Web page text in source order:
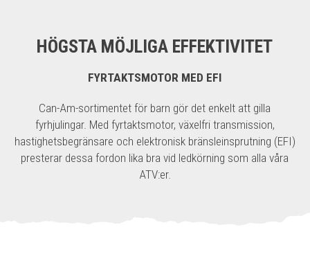
HÖGSTA MÖJLIGA EFFEKTIVITET
FYRTAKTSMOTOR MED EFI
Can-Am-sortimentet för barn gör det enkelt att gilla
fyrhjulingar. Med fyrtaktsmotor, växelfri transmission,
hastighetsbegränsare och elektronisk bränsleinsprutning (EFI)
presterar dessa fordon lika bra vid ledkörning som alla våra
ATV:er.